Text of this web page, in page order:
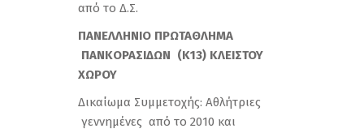
από το Δ.Σ.
ΠΑΝΕΛΛΗΝΙΟ ΠΡΩΤΑΘΛΗΜΑ
ΠΑΝΚΟΡΑΣΙΔΩΝ (Κ13) ΚΛΕΙΣΤΟΥ
ΧΩΡΟΥ
Δικαίωμα Συμμετοχής: Αθλήτριες
γεννημένες από το 2010 και